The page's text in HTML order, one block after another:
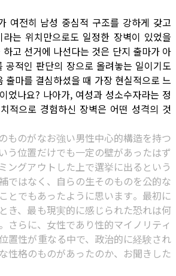
여전히 남성 중심적 구조를 강하게 갖고
는 위치만으로도 일정한 장벽이 있었을
고 선거에 나선다는 것은 단지 출마가 아
공적인 판단의 장으로 올려놓는 일이기도
출마를 결심하셨을 때 가장 현실적으로 느
었나요? 나아가, 여성과 성소수자라는 정
적으로 경험하신 장벽은 어떤 성격의 것
ものがなお強い男性中心的構造を持つ
う位置だけでも一定の壁があったはず
ングアウトした上で選挙に出るという
ではなく、自らの生そのものを公的な
とでもあったように思います。最初に
き、最も現実的に感じられた恐れは何
さらに、女性であり性的マイノリティ
置性が重なる中で、政治的に経験され
性格のものがあったのか、お聞きした